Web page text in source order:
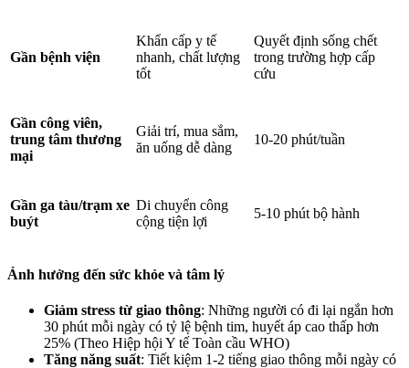
Gần bệnh viện
Khẩn cấp y tế
nhanh, chất lượng
tốt
Quyết định sống chết
trong trường hợp cấp
cứu
Gần công viên,
trung tâm thương
mại
Giải trí, mua sắm,
ăn uống dễ dàng
10-20 phút/tuần
Gần ga tàu/trạm xe
buýt
Di chuyển công
cộng tiện lợi
5-10 phút bộ hành
Ảnh hưởng đến sức khỏe và tâm lý
Giảm stress từ giao thông: Những người có đi lại ngắn hơn
30 phút mỗi ngày có tỷ lệ bệnh tim, huyết áp cao thấp hơn
25% (Theo Hiệp hội Y tế Toàn cầu WHO)
Tăng năng suất: Tiết kiệm 1-2 tiếng giao thông mỗi ngày có